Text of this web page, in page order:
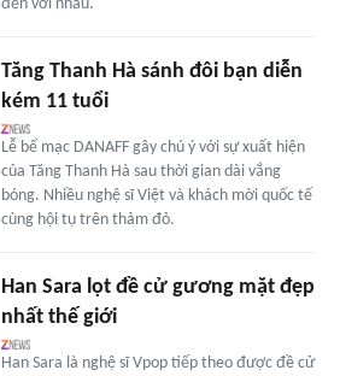
đến với nhau.
Tăng Thanh Hà sánh đôi bạn diễn
kém 11 tuổi
Lễ bế mạc DANAFF gây chú ý với sự xuất hiện
của Tăng Thanh Hà sau thời gian dài vắng
bóng. Nhiều nghệ sĩ Việt và khách mời quốc tế
cùng hội tụ trên thảm đỏ.
Han Sara lọt đề cử gương mặt đẹp
nhất thế giới
Han Sara là nghệ sĩ Vpop tiếp theo được đề cử